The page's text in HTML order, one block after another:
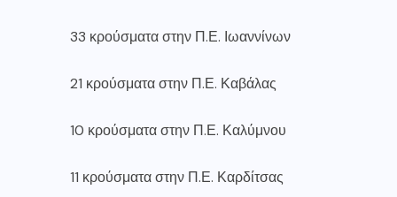
33 κρούσματα στην Π.Ε. Ιωαννίνων
21 κρούσματα στην Π.Ε. Καβάλας
10 κρούσματα στην Π.Ε. Καλύμνου
11 κρούσματα στην Π.Ε. Καρδίτσας